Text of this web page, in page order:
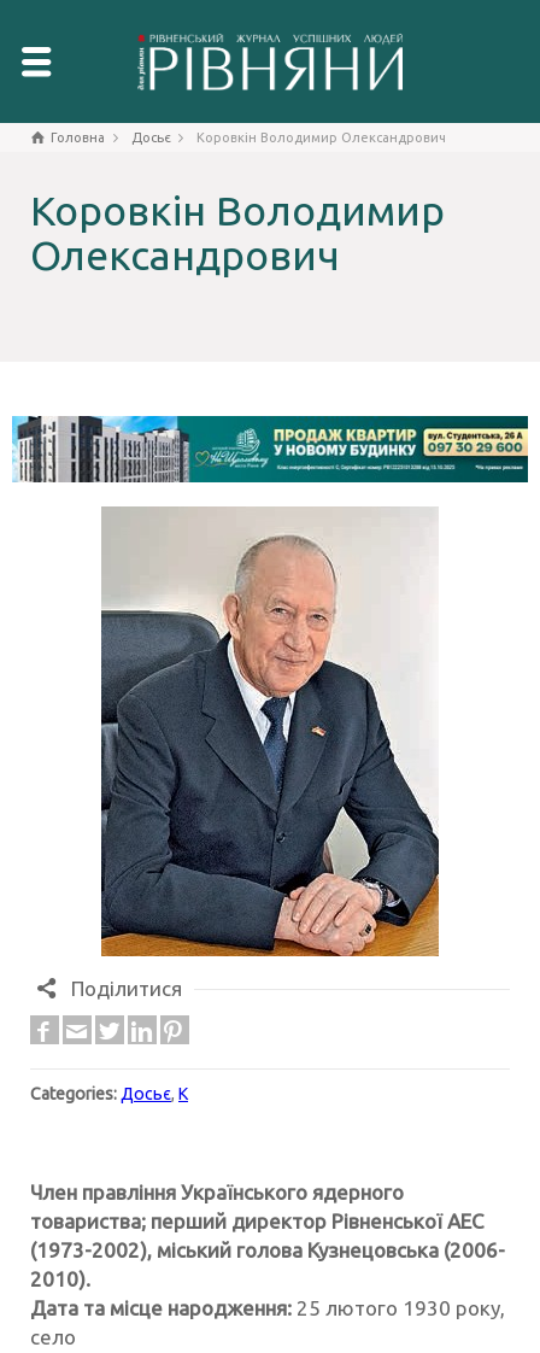
Головна Досьє Коровкін Володимир Олександрович
Коровкін Володимир
Олександрович
Поділитися
Categories:Досьє, К
Член правління Українського ядерного
товариства; перший директор Рівненської АЕС
(1973-2002), міський голова Кузнецовська (2006-
2010).
Дата та місце народження: 25 лютого 1930 року,
село